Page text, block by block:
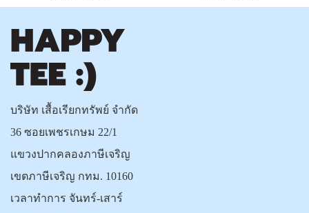
บริษัท เสื้อเรียกทรัพย์ จำกัด
36 ซอยเพชรเกษม 22/1
แขวงปากคลองภาษีเจริญ
เขตภาษีเจริญ กทม. 10160
เวลาทำการ จันทร์-เสาร์